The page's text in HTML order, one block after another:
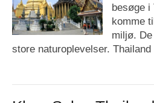
besøge
komme
miljø.
store naturoplevelser.